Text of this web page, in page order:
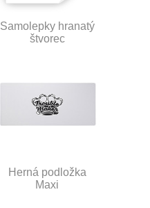
Samolepky hranatý
štvorec
Herná podložka
Maxi